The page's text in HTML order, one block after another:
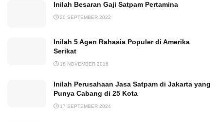
Inilah Besaran Gaji Satpam Pertamina
20 SEPTEMBER 2022
Inilah 5 Agen Rahasia Populer di Amerika
Serikat
18 NOVEMBER 2016
Inilah Perusahaan Jasa Satpam di Jakarta yang
Punya Cabang di 25 Kota
17 SEPTEMBER 2024